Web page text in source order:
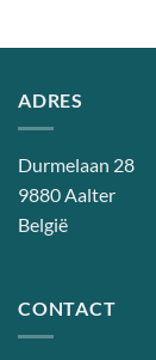
ADRES
Durmelaan 28
9880 Aalter
België
CONTACT